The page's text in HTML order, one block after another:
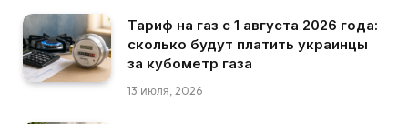
Тариф на газ с 1 августа 2026 года:
сколько будут платить украинцы
за кубометр газа
13 июля, 2026